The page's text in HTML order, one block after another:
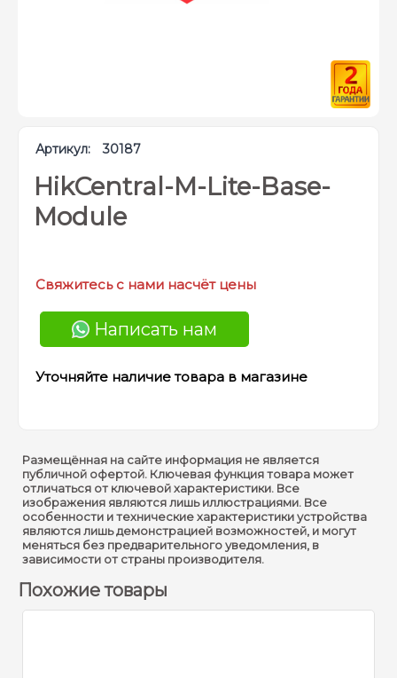
Артикул: 30187
HikCentral-M-Lite-Base-
Module
Свяжитесь с нами насчёт цены
Написать нам
Уточняйте наличие товара в магазине
Размещённая на сайте информация не является
публичной офертой. Ключевая функция товара может
отличаться от ключевой характеристики. Все
изображения являются лишь иллюстрациями. Все
особенности и технические характеристики устройства
являются лишь демонстрацией возможностей, и могут
меняться без предварительного уведомления, в
зависимости от страны производителя.
Похожие товары